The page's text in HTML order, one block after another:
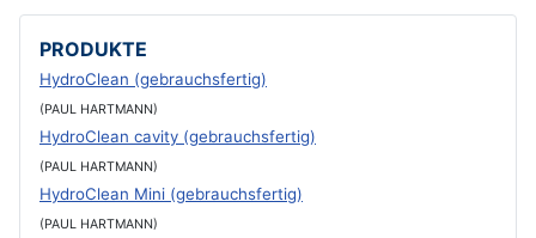
PRODUKTE
HydroClean (gebrauchsfertig)
(PAUL HARTMANN)
HydroClean cavity (gebrauchsfertig)
(PAUL HARTMANN)
HydroClean Mini (gebrauchsfertig)
(PAUL HARTMANN)